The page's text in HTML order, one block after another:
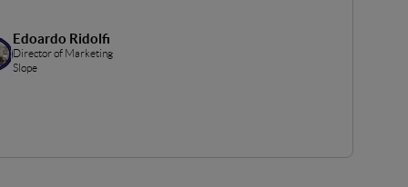
Edoardo Ridolfi
Director of Marketing
Slope